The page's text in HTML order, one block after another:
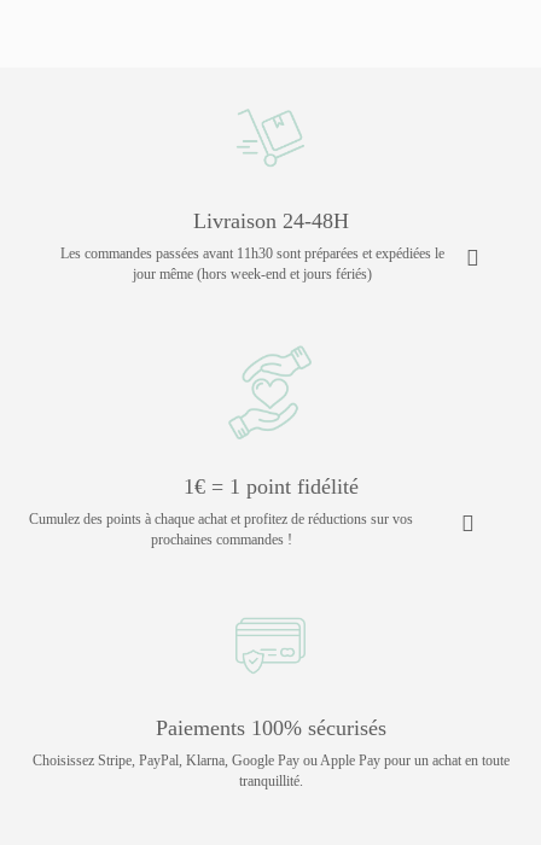
Livraison 24-48H
Les commandes passées avant 11h30 sont préparées et expédiées le
jour même (hors week-end et jours fériés)
1€ = 1 point fidélité
Cumulez des points à chaque achat et profitez de réductions sur vos
prochaines commandes !
Paiements 100% sécurisés
Choisissez Stripe, PayPal, Klarna, Google Pay ou Apple Pay pour un achat en toute
tranquillité.